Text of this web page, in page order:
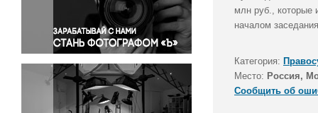
Правосудие
Происшествия и конфликты
Религия
Светская жизнь
Спорт
Экология
млн руб., которые
началом
Категория:
Место: Россия,
Сообщить об